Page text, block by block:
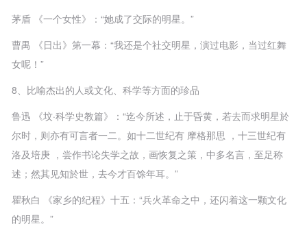
茅盾 《一个女性》：“她成了交际的明星。”
曹禺 《日出》第一幕：“我还是个社交明星，演过电影，当过红舞
女呢！”
8、比喻杰出的人或文化、科学等方面的珍品
鲁迅 《坟·科学史教篇》：“迄今所述，止于昏黄，若去而求明星於
尔时，则亦有可言者一二。如十二世纪有 摩格那思 ，十三世纪有
洛及培庚 ，尝作书论失学之故，画恢复之策，中多名言，至足称
述；然其见知於世，去今才百馀年耳。”
瞿秋白 《家乡的纪程》十五：“兵火革命之中，还闪着这一颗文化
的明星。”